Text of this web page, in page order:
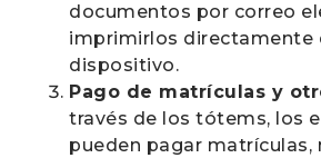
documentos por correo
imprimirlos directamente
dispositivo.
Pago de matrículas y
través de los tótems, los
pueden pagar matrículas,